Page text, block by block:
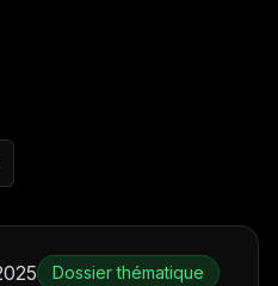
Dossier thématique